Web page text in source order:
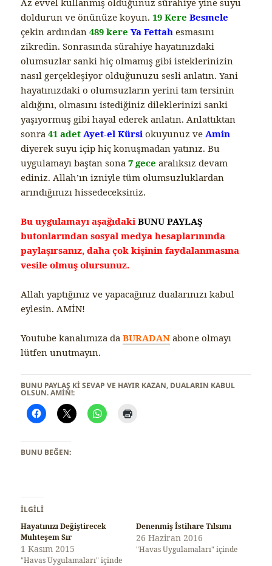
doldurun ve önünüze koyun.19 Kere Besmele
çekin ardından489 kere Ya Fettah esmasını
zikredin. Sonrasında sürahiye hayatınızdaki
olumsuzlar sanki hiç olmamış gibi isteklerinizin
nasıl gerçekleşiyor olduğunuzu sesli anlatın. Yani
hayatınızdaki o olumsuzların yerini tam tersinin
aldığını, olmasını istediğiniz dileklerinizi sanki
yaşıyormuş gibi hayal ederek anlatın. Anlattıktan
sonra41 adet Ayet-el Kürsi okuyunuz ve Amin
diyerek suyu içip hiç konuşmadan yatınız. Bu
uygulamayı baştan sona7 gece aralıksız devam
ediniz. Allah’ın izniyle tüm olumsuzluklardan
arındığınızı hissedeceksiniz.
Bu uygulamayı aşağıdakiBUNU PAYLAŞ
butonlarından sosyal medya hesaplarınında
paylaşırsanız, daha çok kişinin faydalanmasına
vesile olmuş olursunuz.
Allah yaptığınız ve yapacağınız dualarınızı kabul
eylesin. AMİN!
Youtube kanalımıza daBURADAN abone olmayı
lütfen unutmayın.
BUNU PAYLAŞ KI SEVAP VE HAYIR KAZAN, DUALARIN KABUL
OLSUN. AMİN!:
BUNU BEĞEN:
İLGILI
Hayatınızı Değiştirecek
Muhteşem Sır
1 Kasım 2015
"Havas Uygulamaları" içinde
Denenmiş İstihare Tılsımı
26 Haziran 2016
"Havas Uygulamaları" içinde